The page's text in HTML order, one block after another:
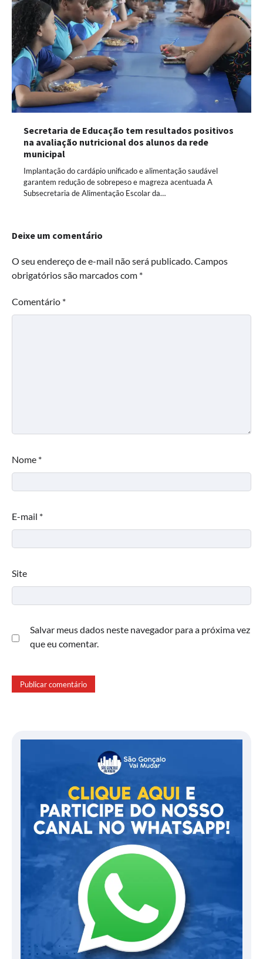
Secretaria de Educação tem resultados positivos
na avaliação nutricional dos alunos da rede
municipal
Implantação do cardápio unificado e alimentação saudável
garantem redução de sobrepeso e magreza acentuada A
Subsecretaria de Alimentação Escolar da…
Deixe um comentário
O seu endereço de e-mail não será publicado.Campos
obrigatórios são marcados com *
Comentário *
Nome *
E-mail *
Site
Salvar meus dados neste navegador para a próxima vez
que eu comentar.